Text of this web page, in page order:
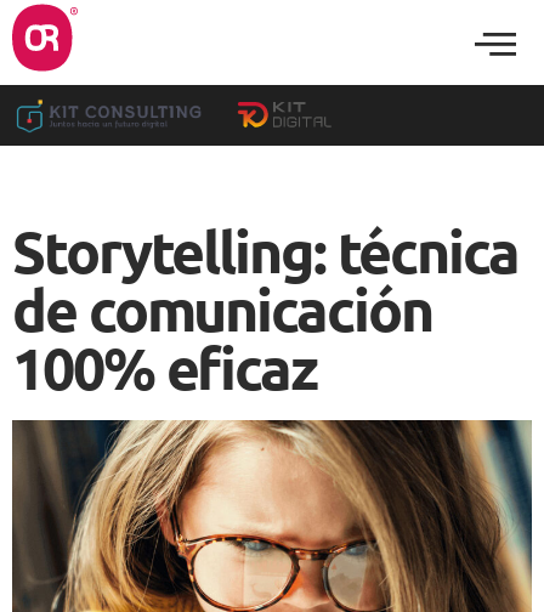
Storytelling: técnica
de comunicación
100% eficaz